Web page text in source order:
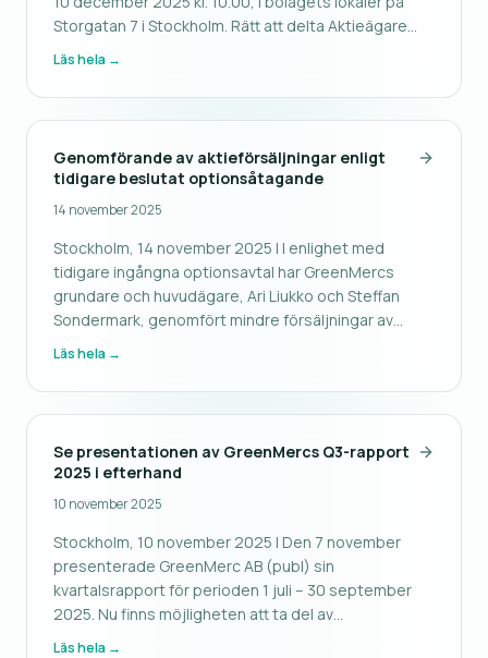
Storgatan 7 i Stockholm. Rätt att delta Aktieägare
som önskar delta på bolagsstämman ska: 1. vara
aktieboken senast den 3 decembe
Läs hela →
Genomförande av aktieförsäljningar enligt
tidigare beslutat optionsåtagande
14 november 2025
Stockholm, 14 november 2025 | I enlighet med
tidigare ingångna optionsavtal har GreenMercs
grundare och huvudägare, Ari Liukko och Steffan
Sondermark, genomfört mindre försäljningar av
aktier i GreenMerc AB (publ). Ari Liukko och Steffan
Transaktionerna har skett till medle
Läs hela →
Se presentationen av GreenMercs Q3-rapport
2025 i efterhand
10 november 2025
Stockholm, 10 november 2025 | Den 7 november
presenterade GreenMerc AB (publ) sin
kvartalsrapport för perioden 1 juli – 30 september
2025. Nu finns möjligheten att ta del av
presentationen i efterhand. Under presentationen
Läs hela →